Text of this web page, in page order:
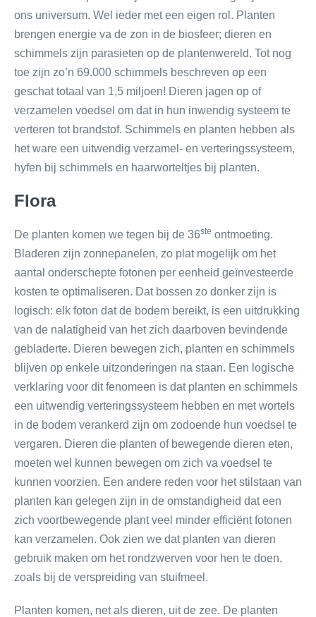
ons universum. Wel ieder met een eigen rol. Planten
brengen energie va de zon in de biosfeer; dieren en
schimmels zijn parasieten op de plantenwereld. Tot nog
toe zijn zo’n 69.000 schimmels beschreven op een
geschat totaal van 1,5 miljoen! Dieren jagen op of
verzamelen voedsel om dat in hun inwendig systeem te
verteren tot brandstof. Schimmels en planten hebben als
het ware een uitwendig verzamel- en verteringssysteem,
hyfen bij schimmels en haarworteltjes bij planten.
Flora
De planten komen we tegen bij de 36ste ontmoeting.
Bladeren zijn zonnepanelen, zo plat mogelijk om het
aantal onderschepte fotonen per eenheid geïnvesteerde
kosten te optimaliseren. Dat bossen zo donker zijn is
logisch: elk foton dat de bodem bereikt, is een uitdrukking
van de nalatigheid van het zich daarboven bevindende
gebladerte. Dieren bewegen zich, planten en schimmels
blijven op enkele uitzonderingen na staan. Een logische
verklaring voor dit fenomeen is dat planten en schimmels
een uitwendig verteringssysteem hebben en met wortels
in de bodem verankerd zijn om zodoende hun voedsel te
vergaren. Dieren die planten of bewegende dieren eten,
moeten wel kunnen bewegen om zich va voedsel te
kunnen voorzien. Een andere reden voor het stilstaan van
planten kan gelegen zijn in de omstandigheid dat een
zich voortbewegende plant veel minder efficiënt fotonen
kan verzamelen. Ook zien we dat planten van dieren
gebruik maken om het rondzwerven voor hen te doen,
zoals bij de verspreiding van stuifmeel.
Planten komen, net als dieren, uit de zee. De planten